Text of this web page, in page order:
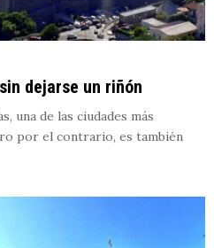
dejarse un riñón
una de las ciudades más
por el contrario, es también